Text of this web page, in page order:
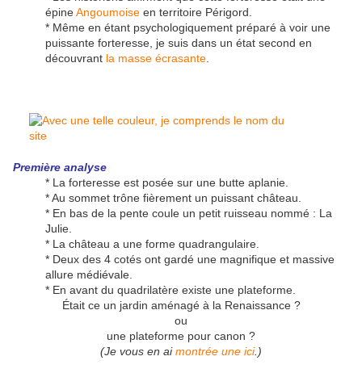
épineAngoumoise en territoire Périgord.
* Même en étant psychologiquement préparé à voir une
puissante forteresse, je suis dans un état second en
découvrant la masse écrasante
Première analyse
* La forteresse est posée sur une butte aplanie.
* Au sommet trône fièrement un puissant château.
* En bas de la pente coule un petit ruisseau nommé : La
Julie.
* La château a une forme quadrangulaire.
* Deux des 4 cotés ont gardé une magnifique et massive
allure médiévale.
* En avant du quadrilatère existe une plateforme.
Était ce un jardin aménagé à la Renaissance ?
ou
une plateforme pour canon ?
(Je vous en aimontrée une ici.)